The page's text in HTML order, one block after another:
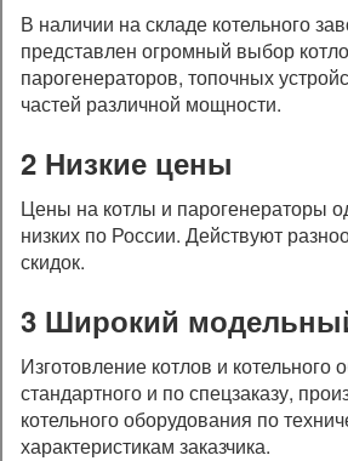
В наличии на складе котельного
представлен огромный выбор
парогенераторов, топочных
частей различной мощности.
2 Низкие цены
Цены на котлы и парогенераторы
низких по России. Действуют
скидок.
3 Широкий
Изготовление котлов и котельного
стандартного и по спецзаказу,
котельного оборудования по
характеристикам заказчика.